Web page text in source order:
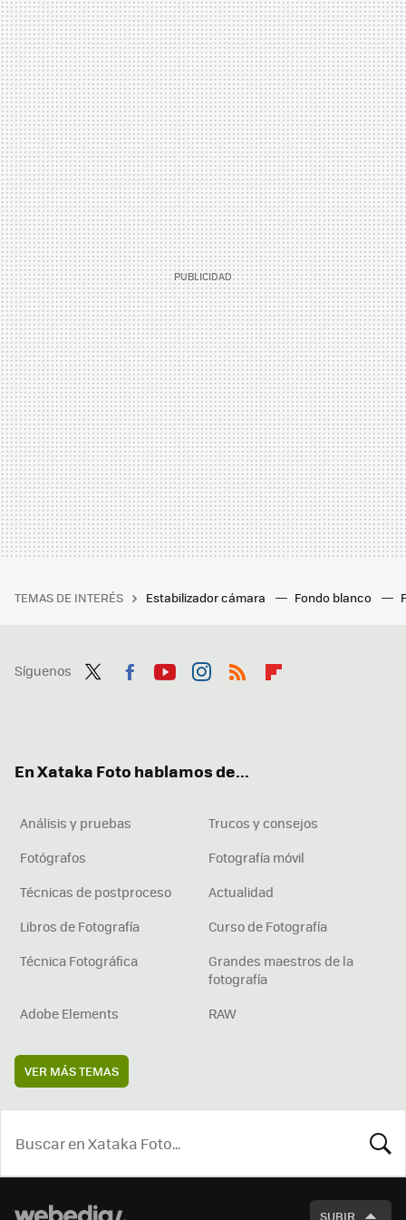
TEMAS DE INTERÉS Estabilizador cámara Fondo blanco
Síguenos
En Xataka Foto hablamos de...
Análisis y pruebas
Trucos y consejos
Fotógrafos
Fotografía móvil
Técnicas de postproceso
Actualidad
Libros de Fotografía
Curso de Fotografía
Técnica Fotográfica
Grandes maestros de la
fotografía
Adobe Elements
RAW
VER MÁS TEMAS
SUBIR